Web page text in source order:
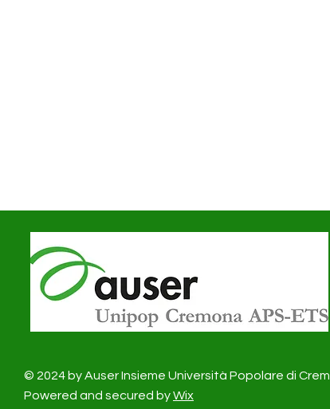
© 2024 by Auser Insieme Università Popolare di
Powered and secured byWix